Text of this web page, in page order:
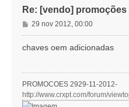
Re: [vendo] promoções
M
e
g
e
m
29 nov 2012, 00:00
chaves oem adicionadas
PROMOCOES 2929-11-2012-
http://www.crxpt.com/forum/